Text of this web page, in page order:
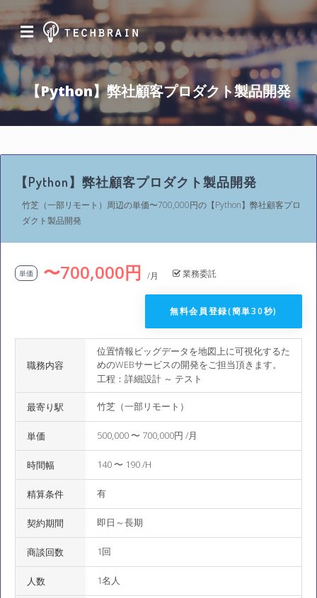
☰
【Python】弊社顧客プロダクト製品開発
【Python】弊社顧客プロダクト製品開発
竹芝（一部リモート）周辺の単価〜700,000円の【Python】弊社顧客プロ
ダクト製品開発
単価 〜700,000円 /月 業務委託
無料会員登録(簡単30秒)
職務内容
位置情報ビッグデータを地図上に可視化するた
めのWEBサービスの開発をご担当頂きます。
工程：詳細設計 ～ テスト
最寄り駅 竹芝（一部リモート）
単価 500,000 〜 700,000円 /月
時間幅 140 〜 190 /H
精算条件 有
契約期間 即日～長期
商談回数 1回
人数 1名人